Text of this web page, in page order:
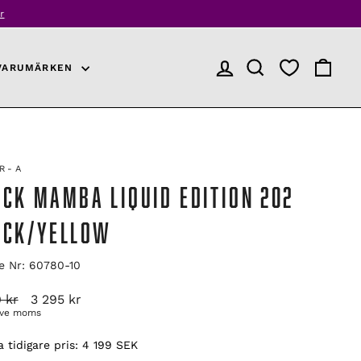
LOGGA INPRODUKTSÖKNING
A
MAMBA LIQUID EDITION 202
YELLOW
Nr: 60780-10
kr Reapris
3 295 kr
moms
tidigare pris: 4 199 SEK